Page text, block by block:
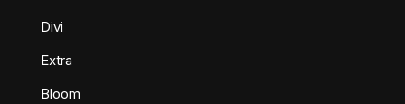
Divi
Extra
Bloom